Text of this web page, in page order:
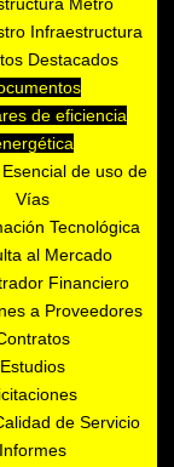
Infraestructura
Destacados
de eficiencia
de uso de
Vías
Tecnológica
al Mercado
Financiero
a Proveedores
Estudios
de Servicio
Informes